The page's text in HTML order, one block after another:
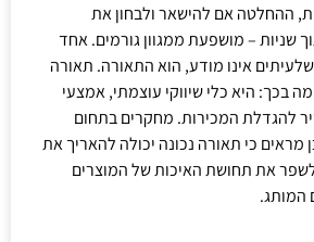
ההחלטה אם להישאר ולבחון את
שניות – מושפעת ממגוון גורמים. אחד
אינו מודע, הוא התאורה. תאורה
מה בכך: היא כלי שיווקי עוצמתי, אמצעי
להגדלת המכירות. מחקרים בתחום
מראים כי תאורה נכונה יכולה להאריך את
את תחושת האיכות של המוצרים
המותג.